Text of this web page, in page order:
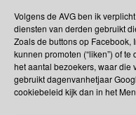
Volgens de AVG ben ik
diensten van derden gebruikt
Zoals de buttons op Facebook,
kunnen promoten (“liken”) of te
het aantal bezoekers, waar die
gebruikt dagenvanhetjaar
cookiebeleid kijk dan in het